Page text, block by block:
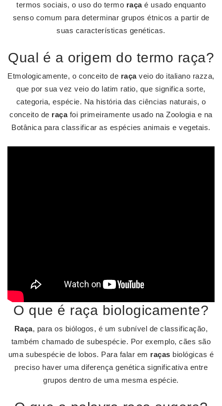
termos sociais, o uso do termo raçaé usado enquanto
senso comum para determinar grupos étnicos a partir de
suas características genéticas.
Qual é a origem do termo raça?
Etmologicamente, o conceito de raçaveio do italiano razza,
que por sua vez veio do latim ratio, que significa sorte,
categoria, espécie. Na história das ciências naturais, o
conceito de raçafoi primeiramente usado na Zoologia e na
Botânica para classificar as espécies animais e vegetais.
O que é raça biologicamente?
Raça, para os biólogos, é um subnível de classificação,
também chamado de subespécie. Por exemplo, cães são
uma subespécie de lobos. Para falar em raças biológicas é
preciso haver uma diferença genética significativa entre
grupos dentro de uma mesma espécie.